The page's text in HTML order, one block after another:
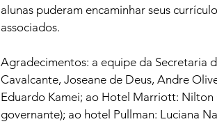
alunas puderam encaminhar seus
associados.
Agradecimentos: a equipe da Secretaria
Cavalcante, Joseane de Deus, Andre
Eduardo Kamei; ao Hotel Marriott:
governante); ao hotel Pullman: Luciana